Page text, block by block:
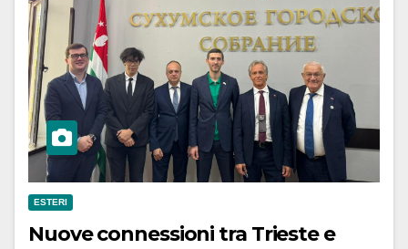
ESTERI
Nuove connessioni tra Trieste e